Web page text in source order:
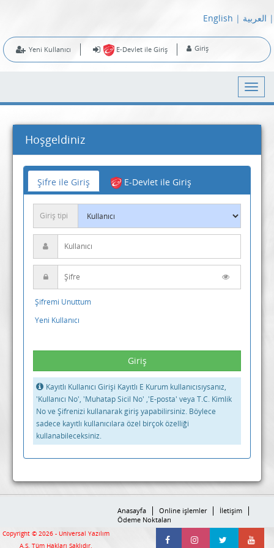
English | العربية |
Yeni Kullanıcı E-Devlet ile Giriş Giriş
Hoşgeldiniz
Şifre ile Giriş E-Devlet ile Giriş
Giriş tipi
Şifremi Unuttum
Yeni Kullanıcı
Kayıtlı Kullanıcı Girişi Kayıtlı E Kurum kullanıcısıysanız,
'Kullanıcı No', 'Muhatap Sicil No' ,'E-posta' veya T.C. Kimlik
No ve Şifrenizi kullanarak giriş yapabilirsiniz. Böylece
sadece kayıtlı kullanıcılara özel birçok özelliği
kullanabileceksiniz.
Anasayfa Online işlemler
İletişim
Ödeme Noktaları
Copyright © 2026 - Universal Yazılım
A.Ş. Tüm Hakları Saklıdır.